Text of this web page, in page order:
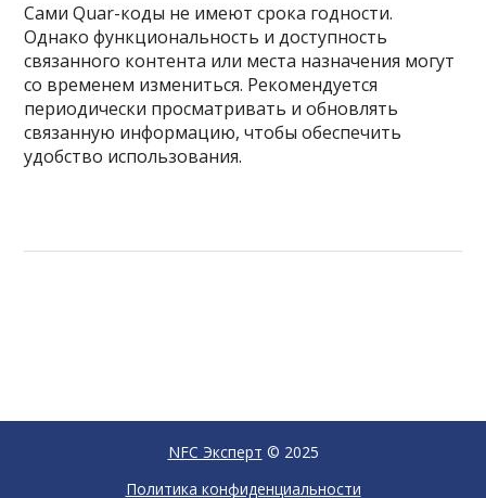
Сами Quar-коды не имеют срока годности.
Однако функциональность и доступность
связанного контента или места назначения могут
со временем измениться. Рекомендуется
периодически просматривать и обновлять
связанную информацию, чтобы обеспечить
удобство использования.
NFC Эксперт © 2025
Политика конфиденциальности